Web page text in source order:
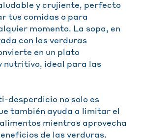
y crujiente, perfecto
tus comidas o para
momento. La sopa, en
con las verduras
en un plato
nutritivo, ideal para las
desperdicio no solo es
también ayuda a limitar el
mientras aprovecha
de las verduras.